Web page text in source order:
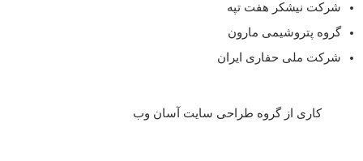
شرکت نیشکر هفت تپه
گروه پتروشیمی مارون
شرکت ملی حفاری ایران
کاری از گروه طراحی سایت آسان وب